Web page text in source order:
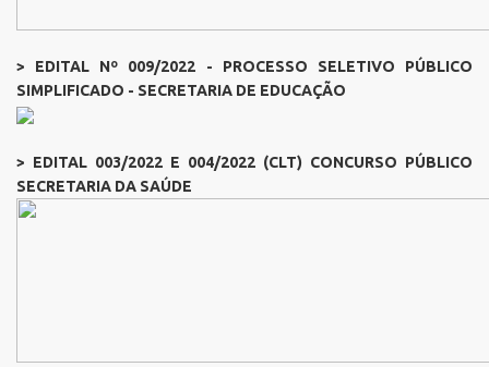
> EDITAL Nº 009/2022 - PROCESSO SELETIVO PÚBLICO
SIMPLIFICADO - SECRETARIA DE EDUCAÇÃO
> EDITAL 003/2022 E 004/2022 (CLT) CONCURSO PÚBLICO
SECRETARIA DA SAÚDE